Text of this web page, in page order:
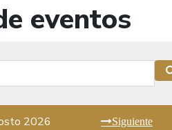
eventos
2026 Siguiente